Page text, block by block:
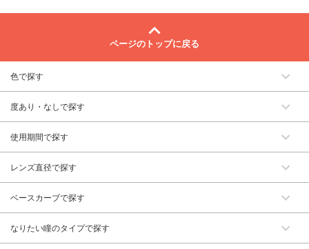
ページのトップに戻る
色で探す
度あり・なしで探す
使用期間で探す
レンズ直径で探す
ベースカーブで探す
なりたい瞳のタイプで探す